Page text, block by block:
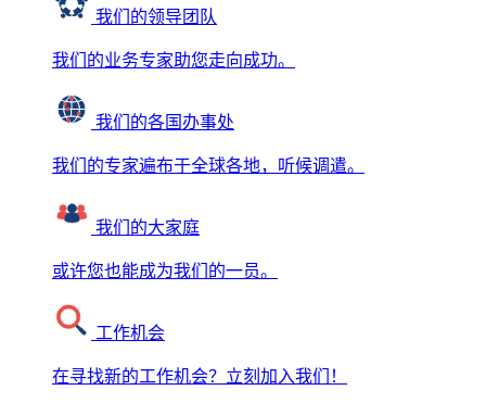
我们的领导团队
我们的业务专家助您走向成功。
我们的各国办事处
我们的专家遍布于全球各地，听候调遣。
我们的大家庭
或许您也能成为我们的一员。
工作机会
在寻找新的工作机会？立刻加入我们！